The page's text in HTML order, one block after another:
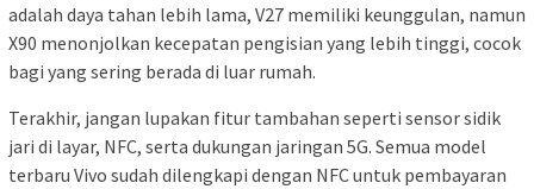
adalah daya tahan lebih lama, V27 memiliki keunggulan, namun
X90 menonjolkan kecepatan pengisian yang lebih tinggi, cocok
bagi yang sering berada di luar rumah.
Terakhir, jangan lupakan fitur tambahan seperti sensor sidik
jari di layar, NFC, serta dukungan jaringan 5G. Semua model
terbaru Vivo sudah dilengkapi dengan NFC untuk pembayaran